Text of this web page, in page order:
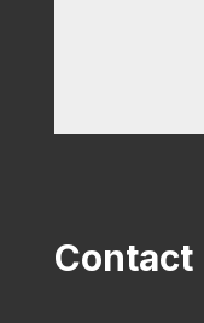
Contact